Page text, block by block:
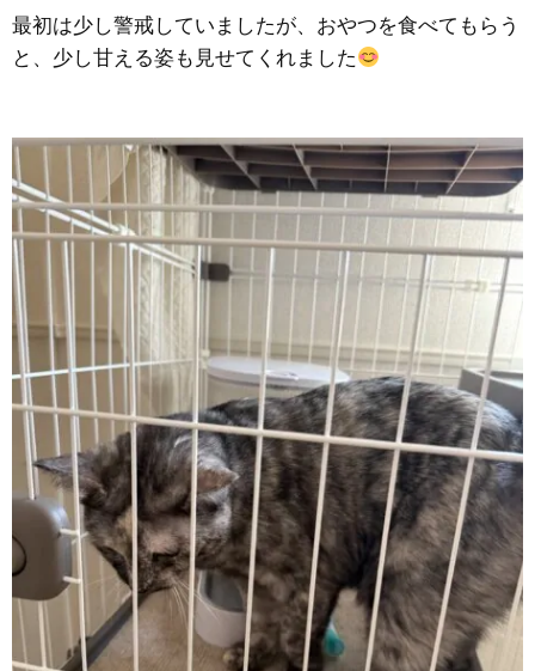
最初は少し警戒していましたが、おやつを食べてもらう
と、少し甘える姿も見せてくれました